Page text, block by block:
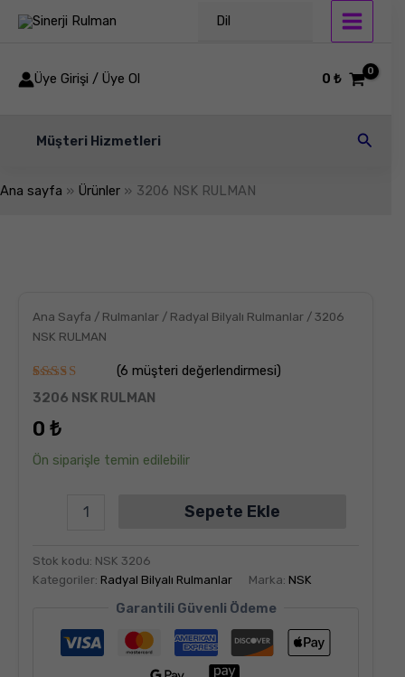
atla
Dil
Üye Girişi / Üye Ol 0₺
Müşteri Hizmetleri Arama
Ana sayfa Ürünler 3206 NSK RULMAN
Ana Sayfa / Rulmanlar / Radyal Bilyalı Rulmanlar / 3206
NSK RULMAN
6
müşteri
puanına
5
5.00puan
aldı
(6 müşteri değerlendirmesi)
3206 NSK RULMAN
0 ₺
Ön siparişle temin edilebilir
Sepete Ekle
Stok kodu: NSK 3206
Kategoriler: Radyal Bilyalı Rulmanlar Marka: NSK
Garantili Güvenli Ödeme